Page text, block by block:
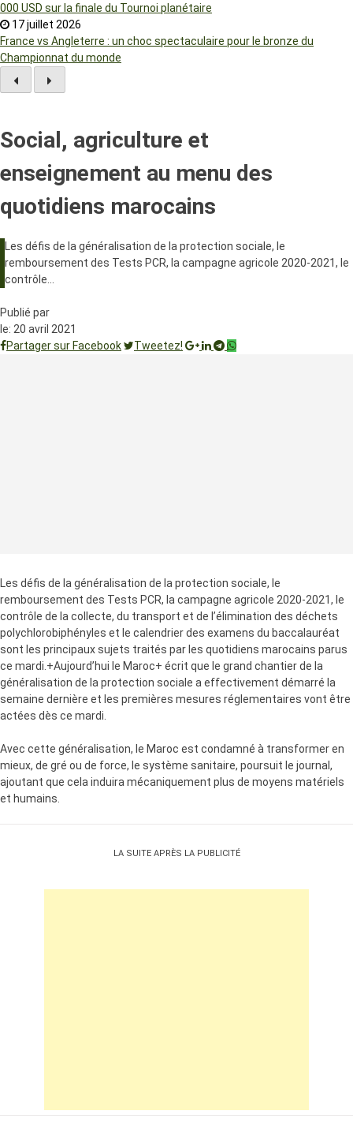
000 USD sur la finale du Tournoi planétaire
17 juillet 2026
France vs Angleterre : un choc spectaculaire pour le bronze du
Championnat du monde
Social, agriculture et
enseignement au menu des
quotidiens marocains
Les défis de la généralisation de la protection sociale, le
remboursement des Tests PCR, la campagne agricole 2020-2021, le
contrôle…
Publié par
le: 20 avril 2021
Partager sur Facebook
Tweetez!
Les défis de la généralisation de la protection sociale, le
remboursement des Tests PCR, la campagne agricole 2020-2021, le
contrôle de la collecte, du transport et de l’élimination des déchets
polychlorobiphényles et le calendrier des examens du baccalauréat
sont les principaux sujets traités par les quotidiens marocains parus
ce mardi.+Aujourd’hui le Maroc+ écrit que le grand chantier de la
généralisation de la protection sociale a effectivement démarré la
semaine dernière et les premières mesures réglementaires vont être
actées dès ce mardi.
Avec cette généralisation, le Maroc est condamné à transformer en
mieux, de gré ou de force, le système sanitaire, poursuit le journal,
ajoutant que cela induira mécaniquement plus de moyens matériels
et humains.
LA SUITE APRÈS LA PUBLICITÉ